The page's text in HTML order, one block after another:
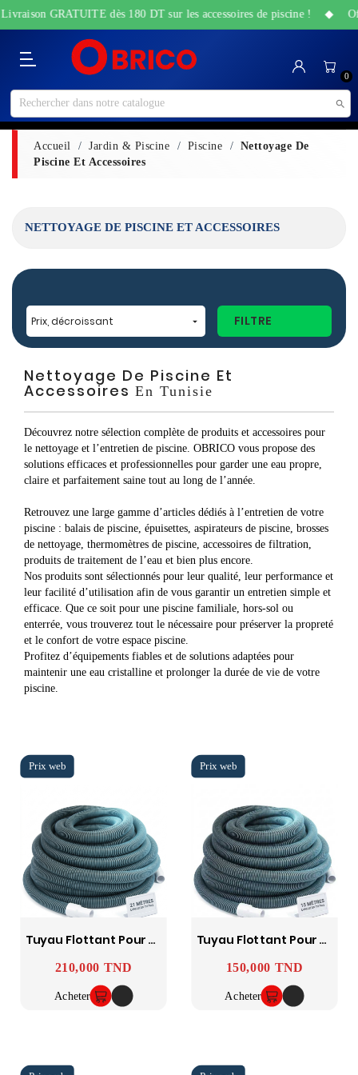
Catégorie
Accueil
Bricolage
&
Travaux
Sanitaire
Maison
Santé
&
Beauté
High-
Tech
Jardin
&
Piscine
Animalerie
0

GRATUITE dès 180 DT sur les accessoires de piscine ! ◆
Accueil Jardin & Piscine Piscine
Nettoyage De
Piscine Et Accessoires
Prix, décroissant  FILTRE
Nettoyage De Piscine Et
Accessoires En Tunisie
Découvrez notre sélection complète de produits et accessoires pour
le nettoyage et l’entretien de piscine OBRICO vous propose des
solutions efficaces et professionnelles pour garder une eau propre,
claire et parfaitement saine tout au long de l’année.
Retrouvez une large gamme d’articles dédiés à l’entretien de votre
piscine : balais de piscine épuisettes aspirateurs de piscine brosses
de nettoyage thermomètres de piscine accessoires de filtration
produits de traitement de l’eau et bien plus encore.
Nos produits sont sélectionnés pour leur qualité , leur performance et
leur facilité d’utilisation afin de vous garantir un entretien simple et
efficace . Que ce soit pour une piscine familiale hors-sol ou
enterrée , vous trouverez tout le nécessaire pour préserver la propreté
et le confort de votre espace piscine
Profitez d’équipements fiables et de solutions adaptées pour
maintenir une eau cristalline et prolonger la durée de vie de votre
piscine
Tuyau Flottant Pour Piscine 21m Ø38mm (1.5") Spiralé
Prix
210,000 TND
Acheter
Tuyau Flottant Pour Piscine 15m Ø38mm (1.5") Spiralé
Prix
150,000 TND
Acheter
NETTOYAGE DE PISCINE ET ACCESSOIRES